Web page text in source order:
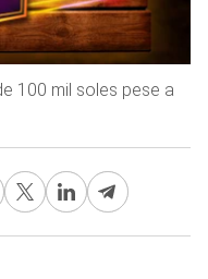
100 mil soles pese a